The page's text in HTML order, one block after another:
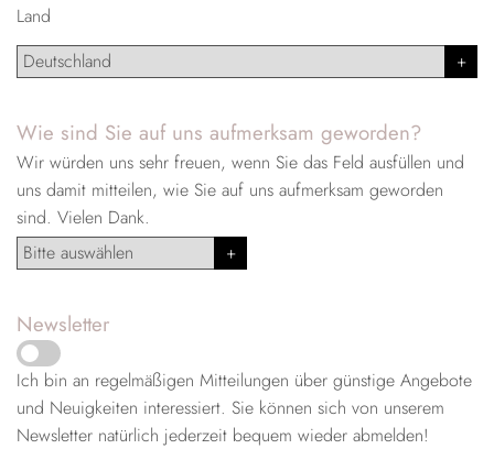
Land
Wie sind Sie auf uns aufmerksam geworden?
Wir würden uns sehr freuen, wenn Sie das Feld ausfüllen und
uns damit mitteilen, wie Sie auf uns aufmerksam geworden
sind. Vielen Dank.
Newsletter
Ich bin an regelmäßigen Mitteilungen über günstige Angebote
und Neuigkeiten interessiert. Sie können sich von unserem
Newsletter natürlich jederzeit bequem wieder abmelden!